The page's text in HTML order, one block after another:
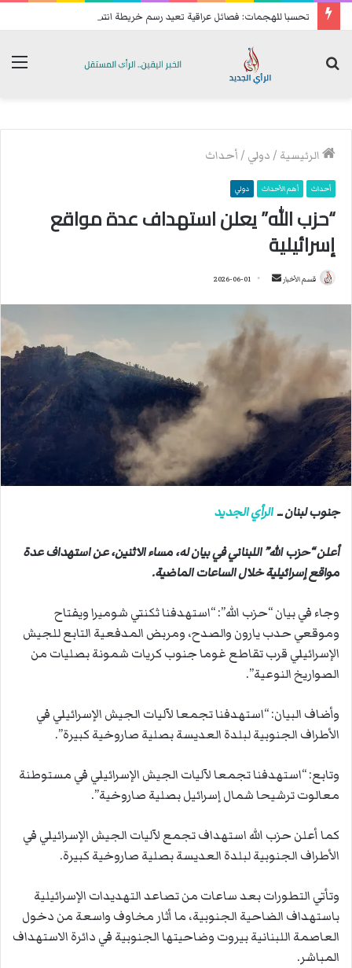
تحسبا للهجمات: فصائل عراقية تعيد رسم خريطة انتشارها الميداني
الرئيسية /دولي /أحداث
أحداث أهم الأحداث دولي
“حزب الله” يعلن استهداف عدة مواقع
إسرائيلية
قسم الأخبار
د
ك
ت
ي
2026-06-01
جنوب لبنان ــالرأي الجديد
أعلن “حزب الله” اللبناني في بيان له، مساء الاثنين، عن استهداف عدة
مواقع إسرائيلية خلال الساعات الماضية.
وجاء في بيان “حزب الله”: “استهدفنا ثكنتي شوميرا ويفتاح
وموقعي حدب يارون والصدح، ومربض المدفعية التابع للجيش
الإسرائيلي قرب تقاطع غوما جنوب كريات شمونة‏ بصليات من
الصواريخ النوعية”.
وأضاف البيان: “استهدفنا تجمعا لآليات الجيش الإسرائيلي في
الأطراف الجنوبية لبلدة العديسة بصلية صاروخية كبيرة”.
وتابع: “استهدفنا تجمعا لآليات الجيش الإسرائيلي في مستوطنة
معالوت ترشيحا شمال إسرائيل بصلية صاروخية”.
كما أعلن حزب الله استهداف تجمع لآليات الجيش الإسرائيلي في
الأطراف الجنوبية لبلدة العديسة بصلية صاروخية كبيرة.
وتأتي التطورات بعد ساعات من تصاعد التهديدات الإسرائيلية
باستهداف الضاحية الجنوبية، ما أثار مخاوف واسعة من دخول
العاصمة اللبنانية بيروت وضاحيتها الجنوبية في دائرة الاستهداف
المباشر.